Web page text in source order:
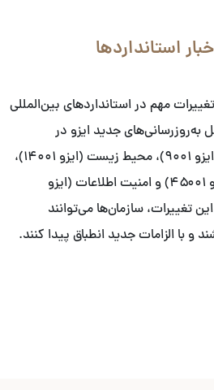
استانداردها
مهم در استانداردهای بین‌المللی
به‌روزرسانی‌های جدید ایزو در
زمینه‌های مدیریت کیفیت (ایزو ۹۰۰۱)، محیط زیست (ایزو ۱۴۰۰۱)،
ایمنی و بهداشت شغلی (ایزو ۴۵۰۰۱) و امنیت اطلاعات (ایزو
این تغییرات، سازمان‌ها می‌توانند
و با الزامات جدید انطباق پیدا کنند.